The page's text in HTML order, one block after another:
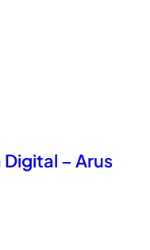
Digital – Arus